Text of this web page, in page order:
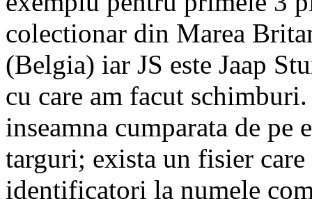
colectionar din Marea
(Belgia) iar JS este Jaap
cu care am facut
inseamna cumparata de pe
targuri; exista un fisier care
identificatori la numele